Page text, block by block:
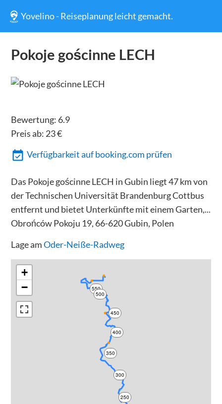
Yovelino - Reiseplanung leicht gemacht.
Pokoje gościnne LECH
Bewertung: 6.9
Preis ab: 23€
Verfügbarkeit auf booking.com prüfen
Das Pokoje gościnne LECH in Gubin liegt 47 km von
der Technischen Universität Brandenburg Cottbus
entfernt und bietet Unterkünfte mit einem Garten,...
Obrońców Pokoju 19, 66-620 Gubin, Polen
Lage amOder-Neiße-Radweg
250
300
350
400
450
500
550
+
−